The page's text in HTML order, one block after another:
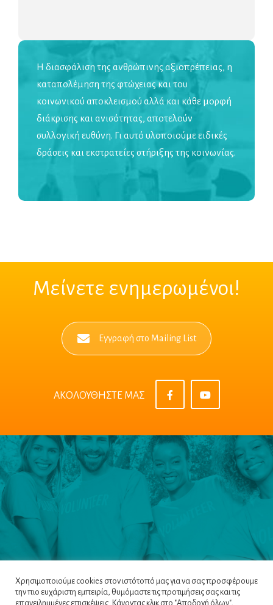
Η διασφάλιση της ανθρώπινης αξιοπρέπειας, η
καταπολέμηση της φτώχειας και του
κοινωνικού αποκλεισμού αλλά και κάθε μορφή
διάκρισης και ανισότητας, αποτελούν
συλλογική ευθύνη. Γι αυτό υλοποιούμε ειδικές
δράσεις και εκστρατείες στήριξης της κοινωνίας.
Μείνετε ενημερωμένοι!
Εγγραφή στο Mailing List
ΑΚΟΛΟΥΘΗΣΤΕ ΜΑΣ
Πλοηγός|Πολιτική Απορρήτου|Όροι &
Χρησιμοποιούμε cookies στον ιστότοπό μας για να σας προσφέρουμε
την πιο ευχάριστη εμπειρία, θυμόμαστε τις προτιμήσεις σας και τις
επανειλημμένες επισκέψεις. Κάνοντας κλικ στο "Αποδοχή όλων",